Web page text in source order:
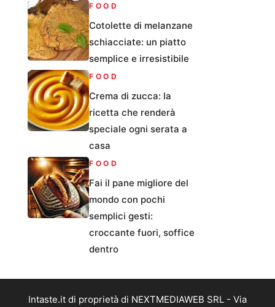
FOOD
Cotolette di melanzane
schiacciate: un piatto
semplice e irresistibile
FOOD
Crema di zucca: la
ricetta che renderà
speciale ogni serata a
casa
FOOD
Fai il pane migliore del
mondo con pochi
semplici gesti:
croccante fuori, soffice
dentro
Intaste.it di proprietà di NEXTMEDIAWEB SRL - Via